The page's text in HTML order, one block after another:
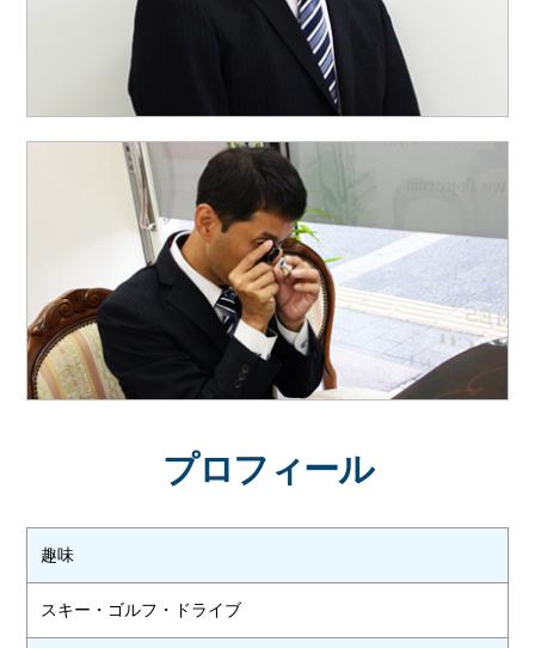
プロフィール
趣味
スキー・ゴルフ・ドライブ